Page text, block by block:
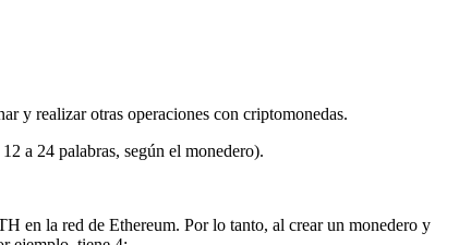
y realizar otras operaciones con criptomonedas.
a 24 palabras, según el monedero).
en la red de Ethereum. Por lo tanto, al crear un monedero y